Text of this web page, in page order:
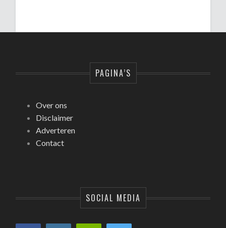
PAGINA’S
Over ons
Disclaimer
Adverteren
Contact
SOCIAL MEDIA